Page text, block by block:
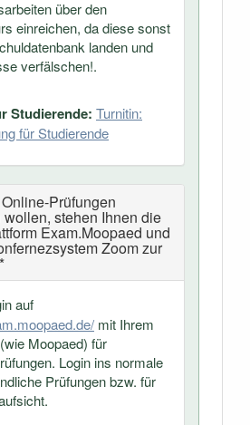
über den
einreichen, da diese sonst
landen und
verfälschen!.
Studierende: Turnitin:
für Studierende
Prüfungen
stehen Ihnen die
Exam.Moopaed und
Zoom zur
auf
mit Ihrem
Moopaed) für
Login ins normale
Prüfungen bzw. für